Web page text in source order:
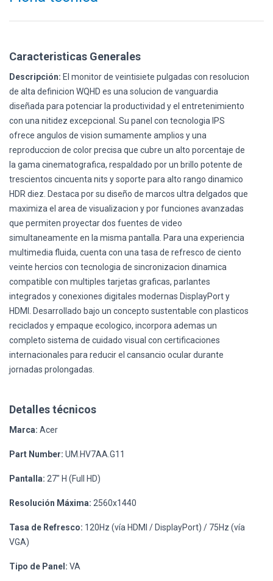
Caracteristicas Generales
Descripción: El monitor de veintisiete pulgadas con resolucion
de alta definicion WQHD es una solucion de vanguardia
diseñada para potenciar la productividad y el entretenimiento
con una nitidez excepcional. Su panel con tecnologia IPS
ofrece angulos de vision sumamente amplios y una
reproduccion de color precisa que cubre un alto porcentaje de
la gama cinematografica, respaldado por un brillo potente de
trescientos cincuenta nits y soporte para alto rango dinamico
HDR diez. Destaca por su diseño de marcos ultra delgados que
maximiza el area de visualizacion y por funciones avanzadas
que permiten proyectar dos fuentes de video
simultaneamente en la misma pantalla. Para una experiencia
multimedia fluida, cuenta con una tasa de refresco de ciento
veinte hercios con tecnologia de sincronizacion dinamica
compatible con multiples tarjetas graficas, parlantes
integrados y conexiones digitales modernas DisplayPort y
HDMI. Desarrollado bajo un concepto sustentable con plasticos
reciclados y empaque ecologico, incorpora ademas un
completo sistema de cuidado visual con certificaciones
internacionales para reducir el cansancio ocular durante
jornadas prolongadas.
Detalles técnicos
Marca: Acer
Part Number: UM.HV7AA.G11
Pantalla: 27" H (Full HD)
Resolución Máxima: 2560x1440
Tasa de Refresco: 120Hz (vía HDMI / DisplayPort) / 75Hz (vía
VGA)
Tipo de Panel: VA